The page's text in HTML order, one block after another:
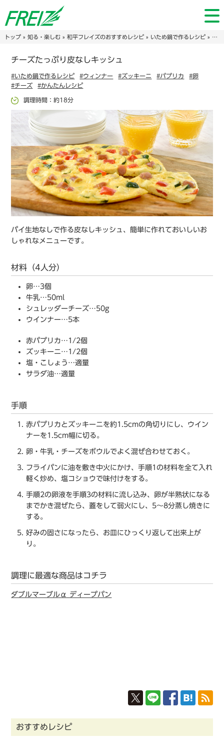
トップ» 知る・楽しむ» 和平フレイズのおすすめレシピ» いため鍋で作るレシピ» チーズたっぷり⽪なしキッシュ
チーズたっぷり⽪なしキッシュ
#いため鍋で作るレシピ #ウィンナー #ズッキーニ #パプリカ
#卵
#チーズ
#かんたんレシピ
調理時間：約18分
パイ生地なしで作る皮なしキッシュ、簡単に作れておいしいお
しゃれなメニューです。
材料（4人分）
卵…3個
⽜乳…50ml
シュレッダーチーズ…50g
ウインナー…5本
⾚パプリカ…1/2個
ズッキーニ…1/2個
塩・こしょう…適量
サラダ油…適量
手順
⾚パプリカとズッキーニを約1.5cmの角切りにし、ウイン
ナーを1.5cm幅に切る。
卵・⽜乳・チーズをボウルでよく混ぜ合わせておく。
フライパンに油を敷き中⽕にかけ、手順1の材料を全て⼊れ
軽く炒め、塩コショウで味付けをする。
手順2の卵液を手順3の材料に流し込み、卵が半熟状になる
までかき混ぜたら、蓋をして弱⽕にし、5～8分蒸し焼きに
する。
好みの固さになったら、お皿にひっくり返して出来上が
り。
調理に最適な商品はコチラ
ダブルマーブルα ディープパン
おすすめレシピ